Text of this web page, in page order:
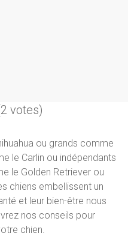
votes)
ou grands comme
le Carlin ou indépendants
le Golden Retriever ou
chiens embellissent un
et leur bien-être nous
nos conseils pour
chien.